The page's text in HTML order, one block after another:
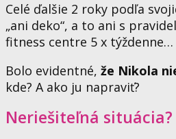
Celé ďalšie 2 roky podľa
„ani deko“, a to ani s
fitness centre 5 x týždenne…
Bolo evidentné, že Nikola
kde? A ako ju napraviť?
Neriešiteľná situácia?